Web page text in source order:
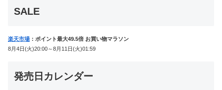
SALE
楽天市場 ：ポイント最大49.5倍 お買い物マラソン
8月4日(火)20:00～8月11日(火)01:59
発売日カレンダー